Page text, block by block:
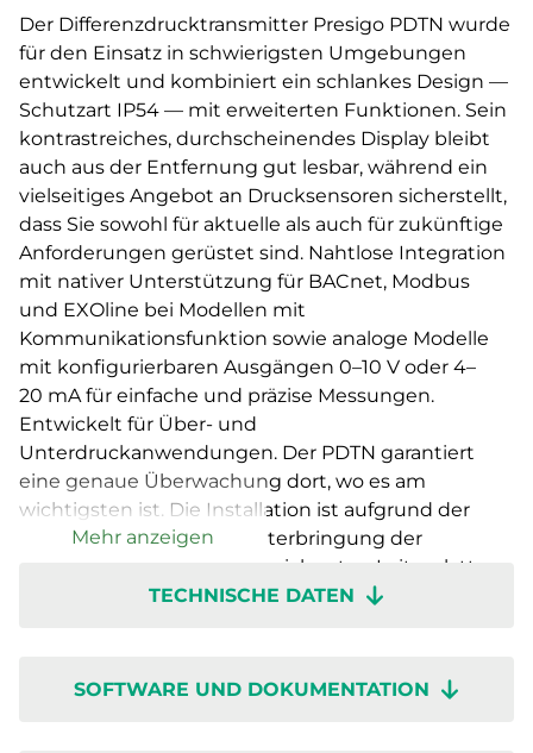
Der Differenzdrucktransmitter Presigo PDTN wurde
für den Einsatz in schwierigsten Umgebungen
entwickelt und kombiniert ein schlankes Design —
Schutzart IP54 — mit erweiterten Funktionen. Sein
kontrastreiches, durchscheinendes Display bleibt
auch aus der Entfernung gut lesbar, während ein
vielseitiges Angebot an Drucksensoren sicherstellt,
dass Sie sowohl für aktuelle als auch für zukünftige
Anforderungen gerüstet sind. Nahtlose Integration
mit nativer Unterstützung für BACnet, Modbus
und EXOline bei Modellen mit
Kommunikationsfunktion sowie analoge Modelle
mit konfigurierbaren Ausgängen 0–10 V oder 4–
20 mA für einfache und präzise Messungen.
Entwickelt für Über- und
Unterdruckanwendungen. Der PDTN garantiert
eine genaue Überwachung dort, wo es am
wichtigsten ist. Die Installation ist aufgrund der
großzügig gestalteten Unterbringung der
Verdrahtung, klar gekennzeichneten Leiterplatten
und einem intuitiven Drehschalter mühelos
einsatzbereit, sodass Sie sich auf die Leistung statt
Mehr anzeigen
TECHNISCHE DATEN
SOFTWARE UND DOKUMENTATION